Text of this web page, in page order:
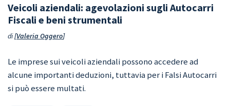
Veicoli aziendali: agevolazioni sugli Autocarri
Fiscali e beni strumentali
di Valeria Oggero
Le imprese sui veicoli aziendali possono accedere ad
alcune importanti deduzioni, tuttavia per i Falsi Autocarri
si può essere multati.